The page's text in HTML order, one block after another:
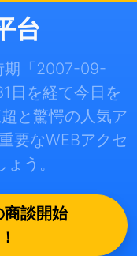
台
期「2007-09-
日を経て今日を
と驚愕の人気ア
要なWEBアクセ
う。
談開始